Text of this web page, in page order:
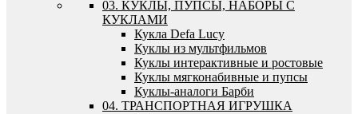
03. КУКЛЫ, ПУПСЫ, НАБОРЫ С
КУКЛАМИ
Кукла Defa Lucy
Куклы из мультфильмов
Куклы интерактивные и ростовые
Куклы мягконабивные и пупсы
Куклы-аналоги Барби
04. ТРАНСПОРТНАЯ ИГРУШКА